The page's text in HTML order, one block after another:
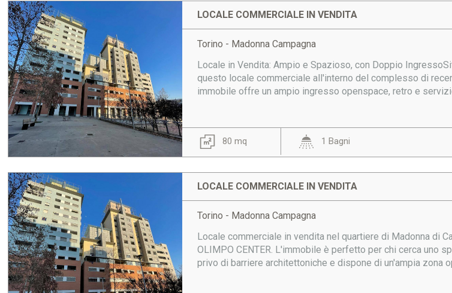
LOCALE COMMERCIALE IN VENDITA
Torino - Madonna Campagna
Locale in Vendita: Ampio e Spazioso, con Doppio
questo locale commerciale all'interno del complesso di
immobile offre un ampio ingresso openspace, retro e
80 mq 1 Bagni
LOCALE COMMERCIALE IN VENDITA
Torino - Madonna Campagna
Locale commerciale in vendita nel quartiere di Madonna di
OLIMPO CENTER. L'immobile è perfetto per chi cerca uno
privo di barriere architettoniche e dispone di un'ampia zona